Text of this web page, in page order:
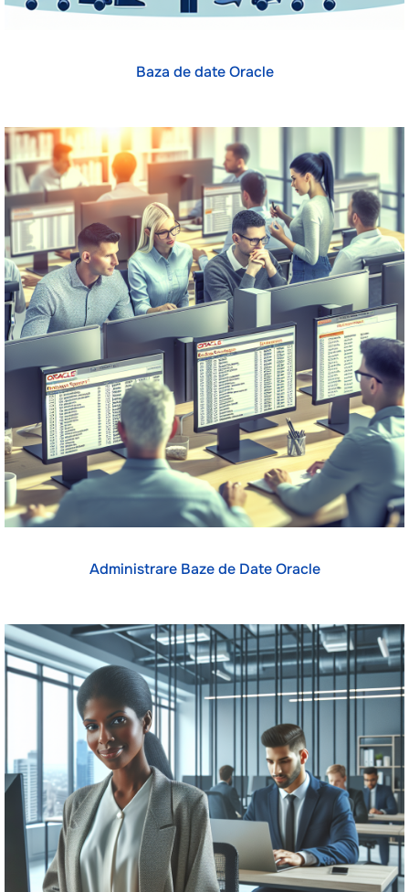
Baza de date Oracle
Administrare Baze de Date Oracle